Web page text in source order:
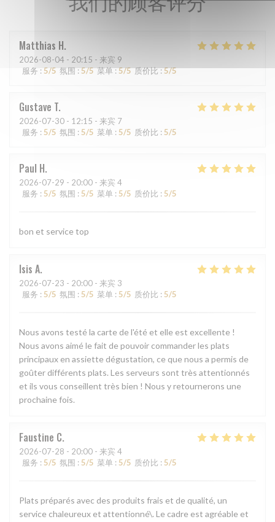
Matthias H
2026-08-04 - 20:15 - 来宾 9
服务 : 5/5 氛围: 5/5 菜单:5/5 质价比:5/5
Gustave T
2026-07-30 - 12:15 - 来宾 7
服务 : 5/5 氛围 : 5/5 菜单 : 5/5 质价比 : 5/5
Paul H
2026-07-29 - 20:00 - 来宾 4
服务 : 5/5 氛围 : 5/5 菜单 : 5/5 质价比 : 5/5
bon et service top
Isis A
2026-07-23 - 20:00 - 来宾 3
服务 : 5/5 氛围 : 5/5 菜单 : 5/5 质价比 : 5/5
Nous avons testé la carte de l'été et elle est excellente !
Nous avons aimé le fait de pouvoir commander les plats
principaux en assiette dégustation, ce que nous a permis de
goûter différents plats. Les serveurs sont très attentionnés
et ils vous conseillent très bien ! Nous y retournerons une
prochaine fois.
Faustine C
2026-07-28 - 20:00 - 来宾 4
服务 : 5/5 氛围 : 5/5 菜单 : 5/5 质价比 : 5/5
Plats préparés avec des produits frais et de qualité, un
service chaleureux et attentionné\. Le cadre est agréable et